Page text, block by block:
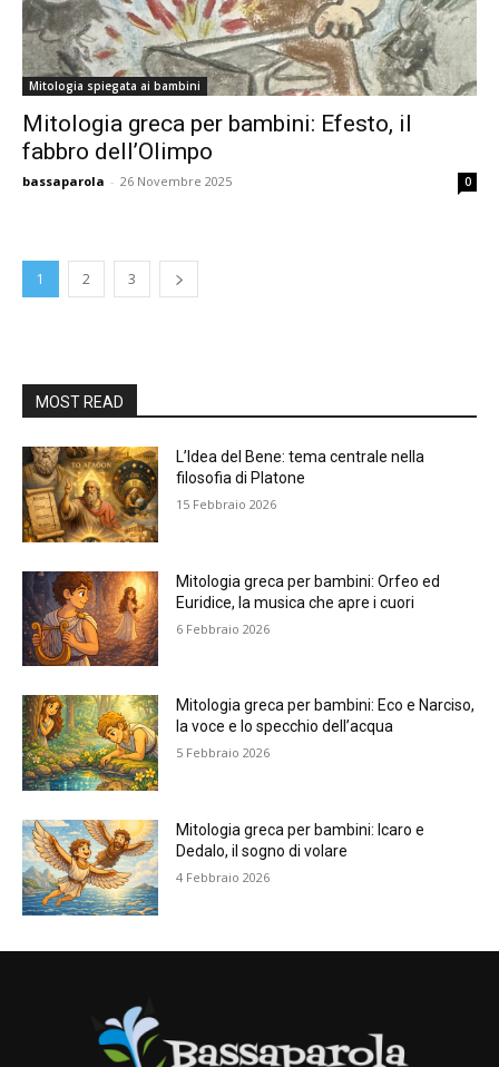
Mitologia spiegata ai bambini
Mitologia greca per bambini: Efesto, il
fabbro dell’Olimpo
bassaparola - 26 Novembre 2025 0
1 2 3
MOST READ
L’Idea del Bene: tema centrale nella
filosofia di Platone
15 Febbraio 2026
Mitologia greca per bambini: Orfeo ed
Euridice, la musica che apre i cuori
6 Febbraio 2026
Mitologia greca per bambini: Eco e Narciso,
la voce e lo specchio dell’acqua
5 Febbraio 2026
Mitologia greca per bambini: Icaro e
Dedalo, il sogno di volare
4 Febbraio 2026